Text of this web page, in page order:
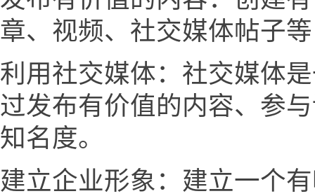
章、视频、社交媒体帖子
利用社交媒体：社交媒体
过发布有价值的内容、参
知名度。
建立企业形象：建立一个